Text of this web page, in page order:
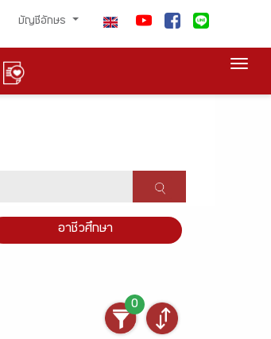
บัญชีอักษร
อาชีวศึกษา
0